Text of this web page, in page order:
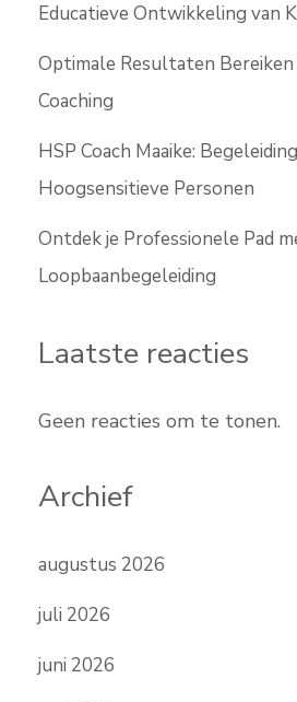
Educatieve Ontwikkeling van
Optimale Resultaten
Coaching
HSP Coach Maaike:
Hoogsensitieve Personen
Ontdek je Professionele Pad
Loopbaanbegeleiding
Laatste reacties
Geen reacties om te tonen.
Archief
augustus 2026
juli 2026
juni 2026